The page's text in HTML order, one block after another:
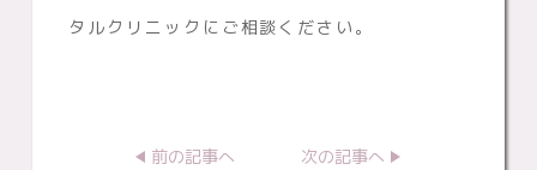
タルクリニックにご相談ください。
前の記事へ 次の記事へ